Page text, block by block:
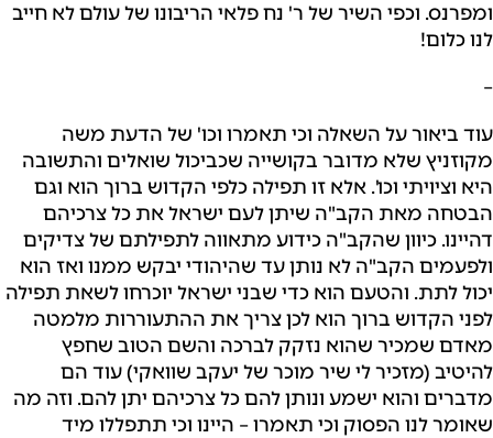
ומפרנס. וכפי השיר של ר' נח פלאי הריבונו של עולם לא חייב
לנו כלום!
–
עוד ביאור על השאלה וכי תאמרו וכו' של הדעת משה
מקוזניץ שלא מדובר בקושייה שכביכול שואלים והתשובה
היא וציויתי וכו'. אלא זו תפילה כלפי הקדוש ברוך הוא וגם
הבטחה מאת הקב"ה שיתן לעם ישראל את כל צרכיהם
דהיינו. כיוון שהקב"ה כידוע מתאווה לתפילתם של צדיקים
ולפעמים הקב"ה לא נותן עד שהיהודי יבקש ממנו ואז הוא
יכול לתת. והטעם הוא כדי שבני ישראל יוכרחו לשאת תפילה
לפני הקדוש ברוך הוא לכן צריך את ההתעוררות מלמטה
מאדם שמכיר שהוא נזקק לברכה והשם הטוב שחפץ
להיטיב (מזכיר לי שיר מוכר של יעקב שוואקי) עוד הם
מדברים והוא ישמע ונותן להם כל צרכיהם יתן להם. וזה מה
שאומר לנו הפסוק וכי תאמרו – היינו וכי תתפללו מיד